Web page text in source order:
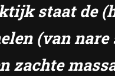
staat de
(van
zachte